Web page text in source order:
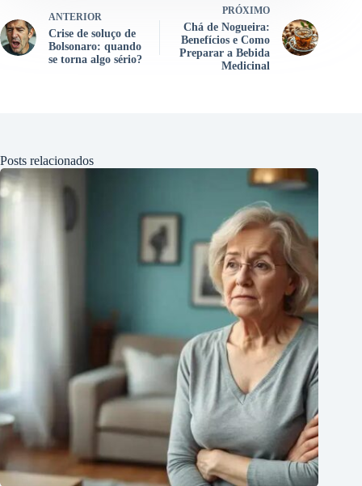
ANTERIOR
Crise de soluço de
Bolsonaro: quando
se torna algo sério?
PRÓXIMO
Chá de Nogueira:
Benefícios e Como
Preparar a Bebida
Medicinal
Posts relacionados